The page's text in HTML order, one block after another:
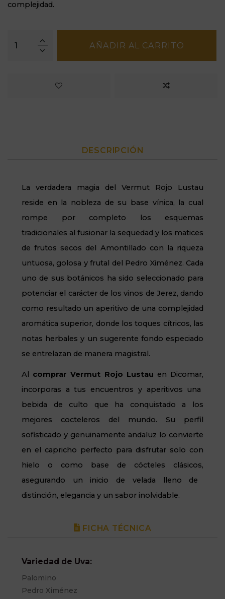
complejidad.
AÑADIR AL CARRITO
DESCRIPCIÓN
La verdadera magia del Vermut Rojo Lustau
reside en la nobleza de su base vínica, la cual
rompe por completo los esquemas
tradicionales al fusionar la sequedad y los matices
de frutos secos del Amontillado con la riqueza
untuosa, golosa y frutal del Pedro Ximénez. Cada
uno de sus botánicos ha sido seleccionado para
potenciar el carácter de los vinos de Jerez, dando
como resultado un aperitivo de una complejidad
aromática superior, donde los toques cítricos, las
notas herbales y un sugerente fondo especiado
se entrelazan de manera magistral.
Al comprar Vermut Rojo Lustau en Dicomar,
incorporas a tus encuentros y aperitivos una
bebida de culto que ha conquistado a los
mejores cocteleros del mundo. Su perfil
sofisticado y genuinamente andaluz lo convierte
en el capricho perfecto para disfrutar solo con
hielo o como base de cócteles clásicos,
asegurando un inicio de velada lleno de
distinción, elegancia y un sabor inolvidable.
FICHA TÉCNICA
Variedad de Uva:
Palomino
Pedro Ximénez